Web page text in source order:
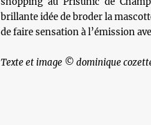
brillante idée de broder la
de faire sensation à l’émission
Texte et image © dominique